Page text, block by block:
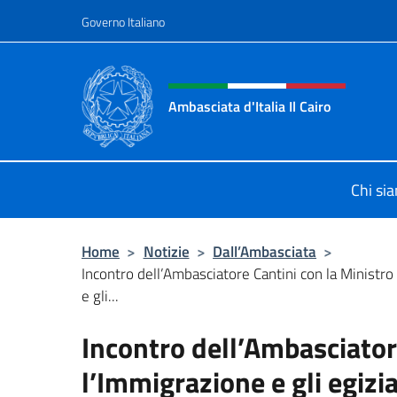
Governo Italiano
Intestazione sito, social e
Ambasciata d'Italia Il Cairo
Chi
Home > Notizie > Dall’Ambasciata >
Incontro dell’Ambasciatore Cantini con la
e gli...
Incontro
l’Immigrazione e gli